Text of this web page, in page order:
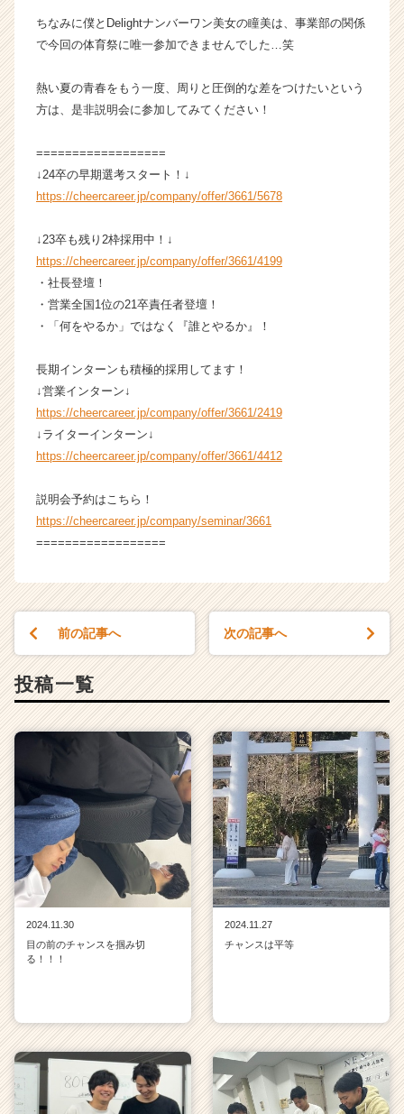
e
e
ちなみに僕とDelightナンバーワン美女の瞳美は、事業部の関係
で今回の体育祭に唯一参加できませんでした…笑
熱い夏の青春をもう一度、周りと圧倒的な差をつけたいという
方は、是非説明会に参加してみてください！
==================
↓24卒の早期選考スタート！↓
https://cheercareer.jp/company/offer/3661/5678
↓23卒も残り2枠採用中！↓
https://cheercareer.jp/company/offer/3661/4199
・社長登壇！
・営業全国1位の21卒責任者登壇！
・「何をやるか」ではなく『誰とやるか』！
長期インターンも積極的採用してます！
↓営業インターン↓
https://cheercareer.jp/company/offer/3661/2419
↓ライターインターン↓
https://cheercareer.jp/company/offer/3661/4412
説明会予約はこちら！
https://cheercareer.jp/company/seminar/3661
==================
前の記事へ 次の記事へ
投稿一覧
2024.11.30
目の前のチャンスを掴み切
る！！！
2024.11.27
チャンスは平等